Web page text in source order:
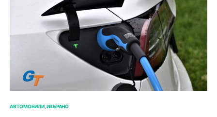
АВТОМОБИЛИ ИЗБРАНО